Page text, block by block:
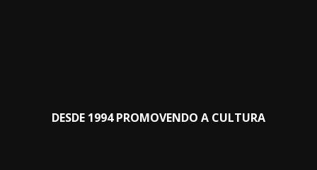
DESDE 1994 PROMOVENDO A CULTURA